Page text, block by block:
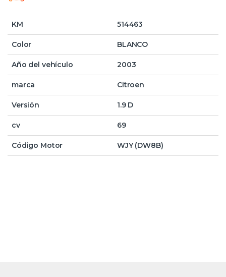
KM 514463
Color BLANCO
Año del vehículo 2003
marca Citroen
Versión 1.9 D
cv 69
Código Motor WJY (DW8B)